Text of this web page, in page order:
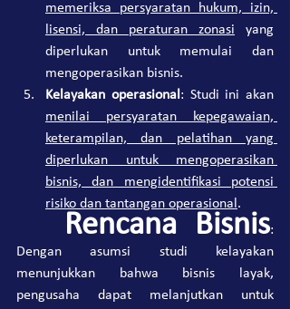
memeriksa persyaratan hukum, izin,
lisensi, dan peraturan zonasi yang
diperlukan untuk memulai dan
mengoperasikan bisnis.
Kelayakan operasional
menilai persyaratan kepegawaian,
keterampilan, dan pelatihan yang
diperlukan untuk mengoperasikan
bisnis, dan mengidentifikasi potensi
risiko dan tantangan operasional.
Rencana Bisnis:
Dengan asumsi studi kelayakan
menunjukkan bahwa bisnis layak,
pengusaha dapat melanjutkan untuk